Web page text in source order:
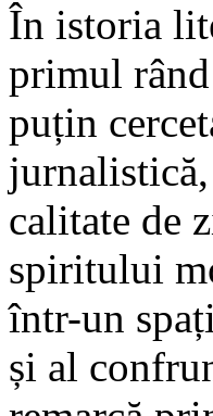
În istoria
primul
puțin
calitate de
spiritului
într-un
și al